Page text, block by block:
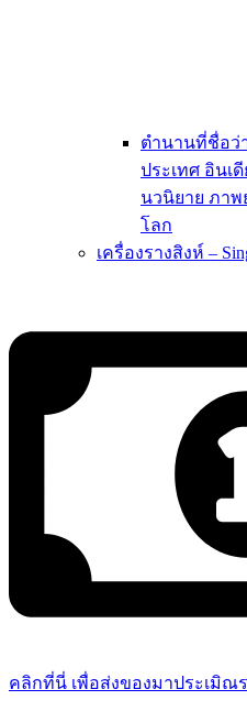
ตำนานที่ชื่อว่
ประเทศ อินเ
นวนิยาย ภาพ
โลก
เครื่องรางสิงห์ –
คลิกที่นี่ เพื่อส่งของมาประเมิณ